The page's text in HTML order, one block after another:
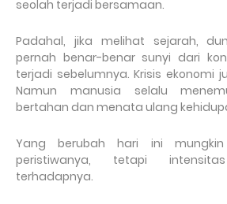
seolah terjadi bersamaan.
Padahal, jika melihat sejarah,
pernah benar-benar sunyi dari
terjadi sebelumnya. Krisis ekonomi
Namun manusia selalu
bertahan dan menata ulang
Yang berubah hari ini
peristiwanya, tetapi
terhadapnya.